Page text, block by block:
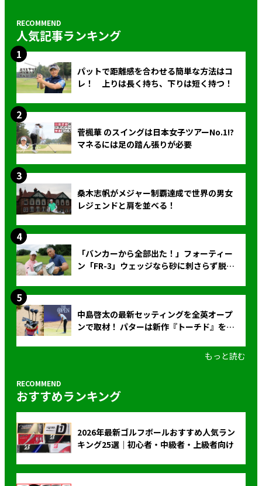
人気記事ランキング
パットで距離感を合わせる簡単な方法はコ
レ！ 上りは長く持ち、下りは短く持つ！
菅楓華 のスイングは日本女子ツアーNo.1!?
マネるには足の踏ん張りが必要
桑木志帆がメジャー制覇達成で世界の男女
レジェンドと肩を並べる！
「バンカーから全部出た！」フォーティー
ン「FR-3」ウェッジなら砂に刺さらず脱出
中島啓太の最新セッティングを全英オープ
ンで取材！ パターは新作『トーチド』を投
もっと読む
おすすめランキング
2026年最新ゴルフボールおすすめ人気ラン
キング25選｜初心者・中級者・上級者向け